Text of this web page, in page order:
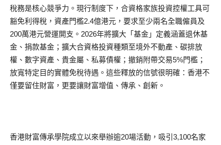
稅務是核心競爭力。現行制度下，合資格家族投資控權工具可
豁免利得稅，資產門檻2.4億港元，要求至少兩名全職僱員及
200萬港元營運開支。2026年將擴大「基金」定義涵蓋退休基
金、捐款基金；擴大合資格投資種類至境外不動產、碳排放
權、數字資產、貴金屬、私募債權；撤銷附帶交易5%門檻；
放寬特定目的實體免稅待遇。這些釋放的信號很明確：香港不
僅要留住財富，更要讓財富增值、傳承、創新。
香港財富傳承學院成立以來舉辦逾20場活動，吸引3,100名家